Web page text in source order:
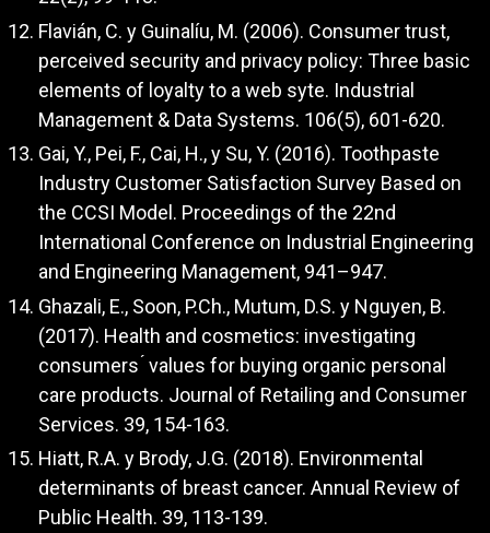
Flavián, C. y Guinalíu, M. (2006). Consumer trust,
perceived security and privacy policy: Three basic
elements of loyalty to a web syte. Industrial
Management & Data Systems. 106(5), 601-620.
Gai, Y., Pei, F., Cai, H., y Su, Y. (2016). Toothpaste
Industry Customer Satisfaction Survey Based on
the CCSI Model. Proceedings of the 22nd
International Conference on Industrial Engineering
and Engineering Management, 941–947.
Ghazali, E., Soon, P.Ch., Mutum, D.S. y Nguyen, B.
(2017). Health and cosmetics: investigating
consumers ́ values for buying organic personal
care products. Journal of Retailing and Consumer
Services. 39, 154-163.
Hiatt, R.A. y Brody, J.G. (2018). Environmental
determinants of breast cancer. Annual Review of
Public Health. 39, 113-139.